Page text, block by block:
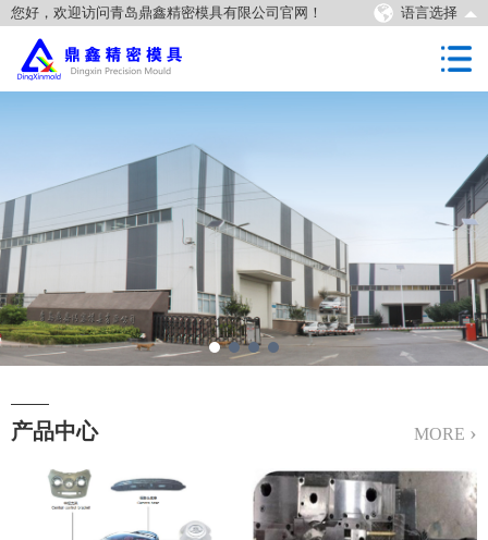
您好，欢迎访问青岛鼎鑫精密模具有限公司官网！ 语言选择
产品中心 MORE ›